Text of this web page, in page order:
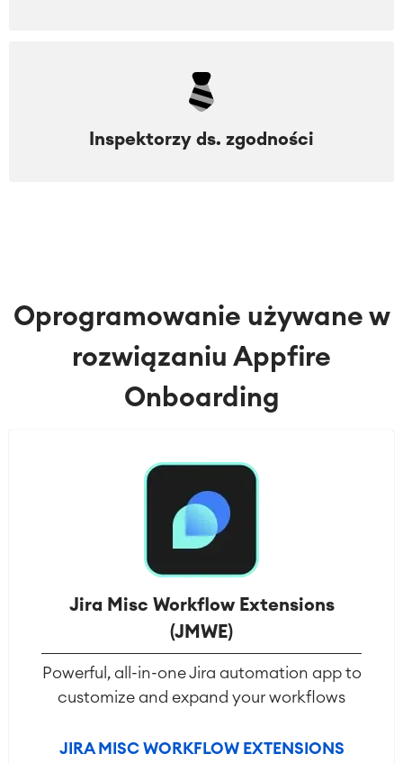
Inspektorzy ds. zgodności
Oprogramowanie używane w
rozwiązaniu Appfire
Onboarding
Jira Misc Workflow Extensions
(JMWE)
Powerful, all-in-one Jira automation app to
customize and expand your workflows
JIRA MISC WORKFLOW EXTENSIONS